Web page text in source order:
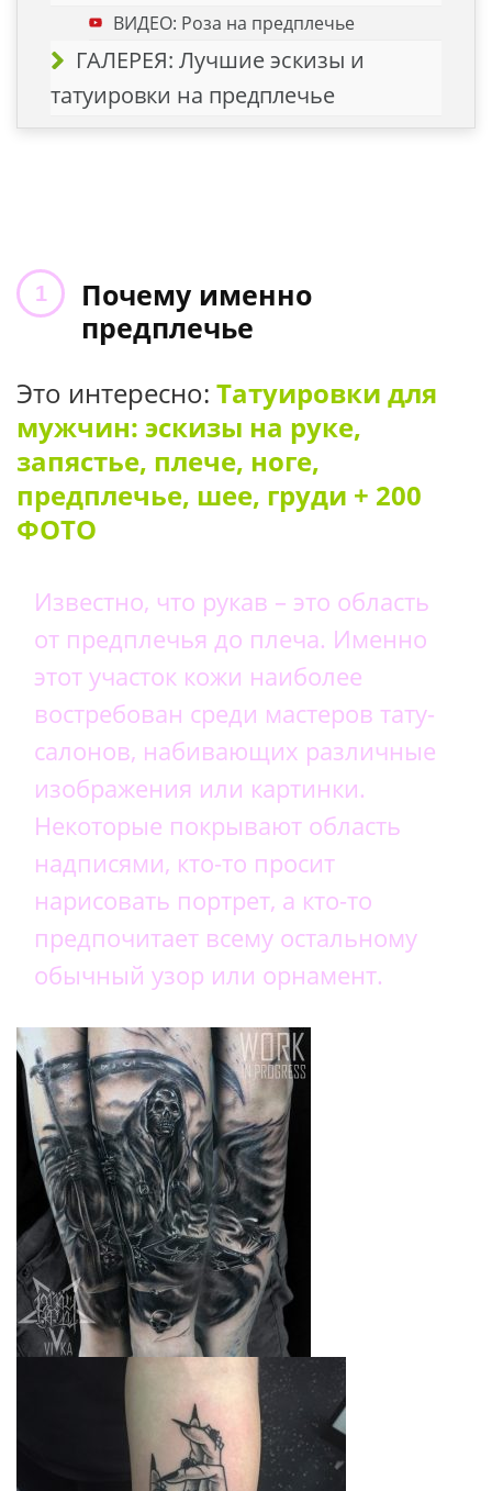
ВИДЕО: Роза на предплечье
ГАЛЕРЕЯ: Лучшие эскизы и
татуировки на предплечье
Почему именно
предплечье
Это интересно: Татуировки для
мужчин: эскизы на руке,
запястье, плече, ноге,
предплечье, шее, груди + 200
ФОТО
Известно, что рукав – это область
от предплечья до плеча. Именно
этот участок кожи наиболее
востребован среди мастеров тату-
салонов, набивающих различные
изображения или картинки.
Некоторые покрывают область
надписями, кто-то просит
нарисовать портрет, а кто-то
предпочитает всему остальному
обычный узор или орнамент.